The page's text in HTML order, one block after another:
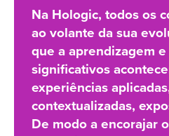
Na Hologic, todos os
ao volante da sua
que a aprendizagem
significativos
experiências
contextualizadas,
De modo a encorajar